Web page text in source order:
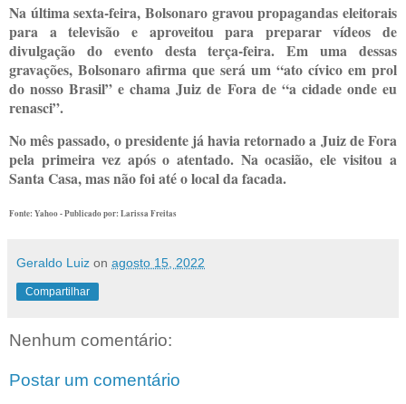
Na última sexta-feira, Bolsonaro gravou propagandas eleitorais
para a televisão e aproveitou para preparar vídeos de
divulgação do evento desta terça-feira. Em uma dessas
gravações, Bolsonaro afirma que será um “ato cívico em prol
do nosso Brasil” e chama Juiz de Fora de “a cidade onde eu
renasci”.
No mês passado, o presidente já havia retornado a Juiz de Fora
pela primeira vez após o atentado. Na ocasião, ele visitou a
Santa Casa, mas não foi até o local da facada.
Fonte: Yahoo - Publicado por: Larissa Freitas
Geraldo Luiz on agosto 15, 2022
Compartilhar
Nenhum comentário:
Postar um comentário